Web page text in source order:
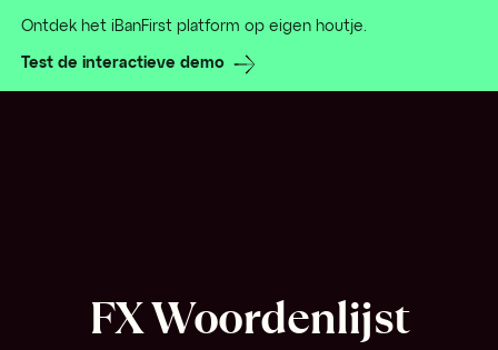
Ontdek het iBanFirst platform op eigen houtje.
Test de interactieve demo
FX Woordenlijst